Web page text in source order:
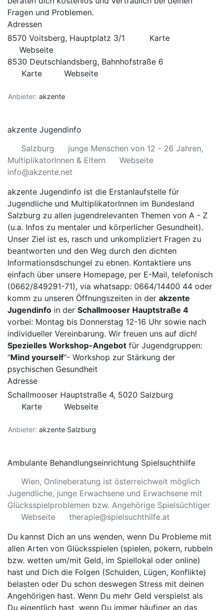
Fragen und Problemen.
Adressen
8570 Voitsberg, Hauptplatz 3/1
Karte
Webseite
8530 Deutschlandsberg, Bahnhofstraße 6
Karte
Webseite
Anbieter: akzente
akzente Jugendinfo
Salzburg
junge Menschen von 12 - 26 Jahren,
MultiplikatorInnen & Eltern
Webseite
info@akzente.net
akzente Jugendinfo ist die Erstanlaufstelle für
Jugendliche und MultiplikatorInnen im Bundesland
Salzburg zu allen jugendrelevanten Themen von A - Z
(u.a. Infos zu mentaler und körperlicher Gesundheit).
Unser Ziel ist es, rasch und unkompliziert Fragen zu
beantworten und den Weg durch den dichten
Informationsdschungel zu ebnen. Kontaktiere uns
einfach über unsere Homepage, per E-Mail, telefonisch
(0662/849291-71), via whatsapp: 0664/14400 44 oder
komm zu unseren Öffnungszeiten in der akzente
Jugendinfo in der Schallmooser Hauptstraße 4
vorbei: Montag bis Donnerstag 12-16 Uhr sowie nach
individueller Vereinbarung. Wir freuen uns auf dich!
Spezielles Workshop-Angebot für Jugendgruppen:
"Mind yourself"- Workshop zur Stärkung der
psychischen Gesundheit
Adresse
Schallmooser Hauptstraße 4, 5020 Salzburg
Karte
Webseite
Anbieter: akzente Salzburg
Ambulante Behandlungseinrichtung Spielsuchthilfe
Wien, Onlineberatung ist österreichweit möglich
Jugendliche, junge Erwachsene und Erwachsene mit
Glücksspielproblemen bzw. Angehörige Spielsüchtiger
Webseite
therapie@spielsuchthilfe.at
Du kannst Dich an uns wenden, wenn Du Probleme mit
allen Arten von Glücksspielen (spielen, pokern, rubbeln
bzw. wetten um/mit Geld, im Spiellokal oder online)
hast und Dich die Folgen (Schulden, Lügen, Konflikte)
belasten oder Du schon deswegen Stress mit deinen
Angehörigen hast. Wenn Du mehr Geld verspielst als
Du eigentlich hast, wenn Du immer häufiger an das